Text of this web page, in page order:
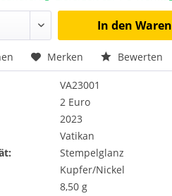
In den
Merken Bewerten
VA23001
2 Euro
2023
Vatikan
Stempelglanz
Kupfer/Nickel
8,50 g